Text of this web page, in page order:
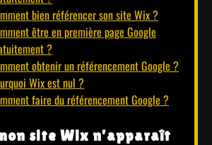
bien référencer son site Wix ?
être en première page Google
?
obtenir un référencement Google ?
Wix est nul ?
faire du référencement Google ?
site Wix n’apparaît